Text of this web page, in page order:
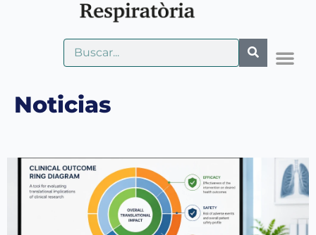
Noticias